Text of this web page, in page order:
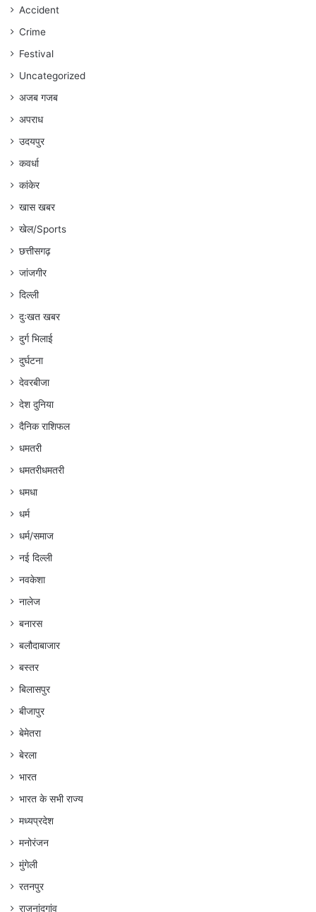
रहेगा
अंकित
गौरहा
Accident
Crime
Festival
Uncategorized
अजब गजब
अपराध
उदयपुर
कवर्धा
कांकेर
खास खबर
खेल/Sports
छत्तीसगढ़
जांजगीर
दिल्ली
दुःखत खबर
दुर्ग भिलाई
दुर्घटना
देवरबीजा
देश दुनिया
दैनिक राशिफल
धमतरी
धमतरीधमतरी
धमधा
धर्म
धर्म/समाज
नई दिल्ली
नवकेशा
नालेज
बनारस
बलौदाबाजार
बस्तर
बिलासपुर
बीजापुर
बेमेतरा
बेरला
भारत
भारत के सभी राज्य
मध्यप्रदेश
मनोरंजन
मुंगेली
रतनपुर
राजनांदगांव